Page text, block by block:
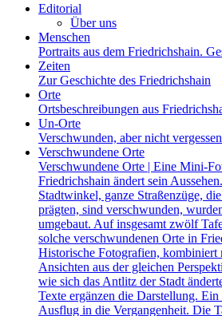
Editorial
Über uns
Menschen
Portraits aus dem Friedrichshain.
Zeiten
Zur Geschichte des Friedrichshain
Orte
Ortsbeschreibungen aus
Un-Orte
Verschwunden, aber nicht
Verschwundene Orte
Verschwundene Orte | Eine Mini-
Friedrichshain ändert sein
Stadtwinkel, ganze Straßenzüge,
prägten, sind verschwunden,
umgebaut. Auf insgesamt zwölf
solche verschwundenen Orte in
Historische Fotografien, kombiniert
Ansichten aus der gleichen
wie sich das Antlitz der Stadt
Texte ergänzen die Darstellung.
Ausflug in die Vergangenheit. Die